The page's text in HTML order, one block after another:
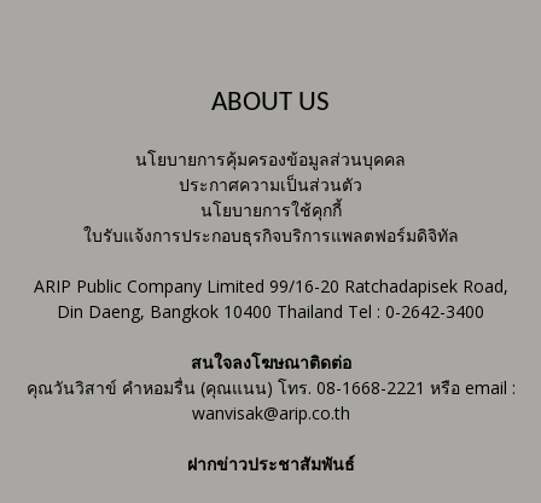
ABOUT US
นโยบายการคุ้มครองข้อมูลส่วนบุคคล
ประกาศความเป็นส่วนตัว
นโยบายการใช้คุกกี้
ใบรับแจ้งการประกอบธุรกิจบริการแพลตฟอร์มดิจิทัล
ARIP Public Company Limited 99/16-20 Ratchadapisek Road,
Din Daeng, Bangkok 10400 Thailand Tel : 0-2642-3400
สนใจลงโฆษณาติดต่อ
คุณวันวิสาข์ คำหอมรื่น (คุณแนน) โทร. 08-1668-2221 หรือ email :
wanvisak@arip.co.th
ฝากข่าวประชาสัมพันธ์